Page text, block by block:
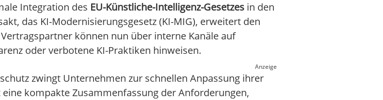
Integration des EU-Künstliche-Intelligenz-Gesetzes in den
das KI-Modernisierungsgesetz (KI-MIG), erweitert den
können nun über interne Kanäle auf
oder verbotene KI-Praktiken hinweisen.
Anzeige
zwingt Unternehmen zur schnellen Anpassung ihrer
kompakte Zusammenfassung der Anforderungen,